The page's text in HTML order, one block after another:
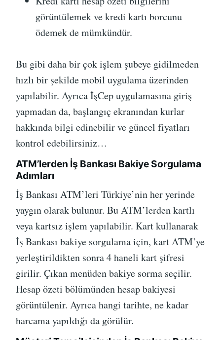
görüntülemek ve kredi kartı borcunu
ödemek de mümkündür.
Bu gibi daha bir çok işlem şubeye gidilmeden
hızlı bir şekilde mobil uygulama üzerinden
yapılabilir. Ayrıca İşCep uygulamasına giriş
yapmadan da, başlangıç ekranından kurlar
hakkında bilgi edinebilir ve güncel fiyatları
kontrol edebilirsiniz…
ATM’lerden İş Bankası Bakiye Sorgulama
Adımları
İş Bankası ATM’leri Türkiye’nin her yerinde
yaygın olarak bulunur. Bu ATM’lerden kartlı
veya kartsız işlem yapılabilir. Kart kullanarak
İş Bankası bakiye sorgulama için, kart ATM’ye
yerleştirildikten sonra 4 haneli kart şifresi
girilir. Çıkan menüden bakiye sorma seçilir.
Hesap özeti bölümünden hesap bakiyesi
görüntülenir. Ayrıca hangi tarihte, ne kadar
harcama yapıldığı da görülür.